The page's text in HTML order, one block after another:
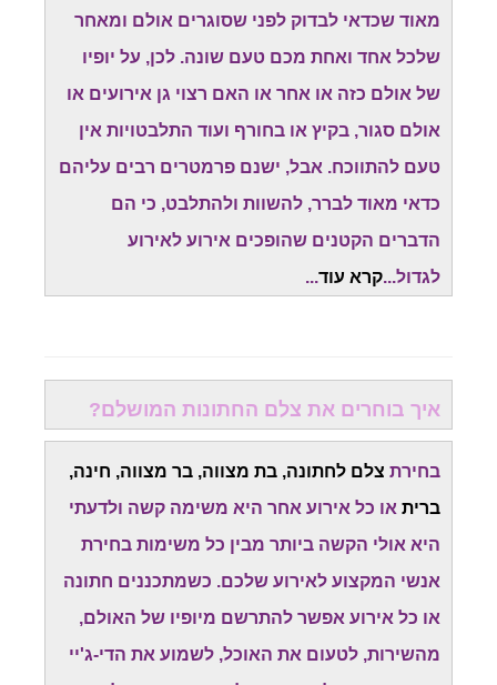
מאוד שכדאי לבדוק לפני שסוגרים אולם ומאחר
שלכל אחד ואחת מכם טעם שונה. לכן, על יופיו
של אולם כזה או אחר או האם רצוי גן אירועים או
אולם סגור, בקיץ או בחורף ועוד התלבטויות אין
טעם להתווכח. אבל, ישנם פרמטרים רבים עליהם
כדאי מאוד לברר, להשוות ולהתלבט, כי הם
הדברים הקטנים שהופכים אירוע לאירוע
לגדול...קרא עוד...
איך בוחרים את צלם החתונות המושלם?
בחירת צלם לחתונה, בת מצווה, בר מצווה, חינה,
ברית או כל אירוע אחר היא משימה קשה ולדעתי
היא אולי הקשה ביותר מבין כל משימות בחירת
אנשי המקצוע לאירוע שלכם. כשמתכננים חתונה
או כל אירוע אפשר להתרשם מיופיו של האולם,
מהשירות, לטעום את האוכל, לשמוע את הדי-ג'יי